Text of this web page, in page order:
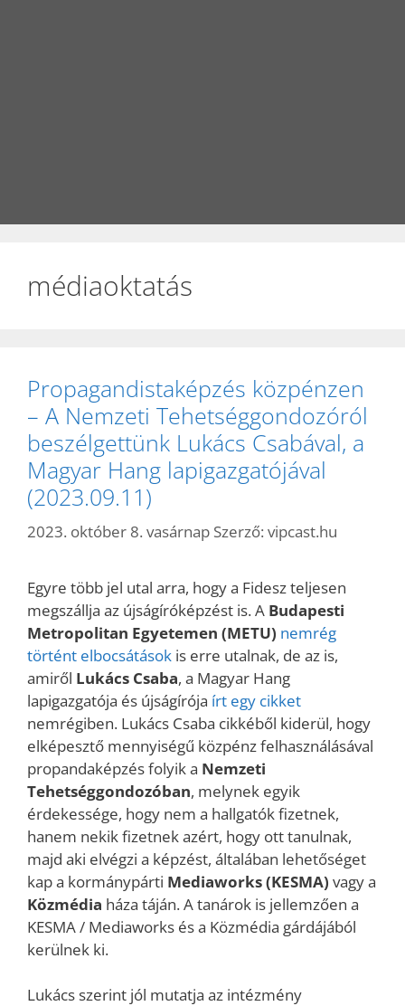
médiaoktatás
Propagandistaképzés közpénzen
– A Nemzeti Tehetséggondozóról
beszélgettünk Lukács Csabával, a
Magyar Hang lapigazgatójával
(2023.09.11)
2023. október 8. vasárnap Szerző: vipcast.hu
Egyre több jel utal arra, hogy a Fidesz teljesen
megszállja az újságíróképzést is. A Budapesti
Metropolitan Egyetemen (METU) nemrég
történt elbocsátások is erre utalnak, de az is,
amiről Lukács Csaba, a Magyar Hang
lapigazgatója és újságírója írt egy cikket
nemrégiben. Lukács Csaba cikkéből kiderül, hogy
elképesztő mennyiségű közpénz felhasználásával
propandaképzés folyik a Nemzeti
Tehetséggondozóban, melynek egyik
érdekessége, hogy nem a hallgatók fizetnek,
hanem nekik fizetnek azért, hogy ott tanulnak,
majd aki elvégzi a képzést, általában lehetőséget
kap a kormánypárti Mediaworks (KESMA) vagy a
Közmédia háza táján. A tanárok is jellemzően a
KESMA / Mediaworks és a Közmédia gárdájából
kerülnek ki.
Lukács szerint jól mutatja az intézmény